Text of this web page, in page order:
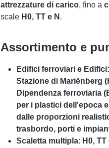
attrezzature di carico, fino a
scale H0, TT e N .
Assortimento e
Edifici ferroviari e
Stazione di Mariënberg
Dipendenza ferroviaria
per i plastici dell'epoca
dalle proporzioni
trasbordo, porti e
Scaletta multipla: H0, TT